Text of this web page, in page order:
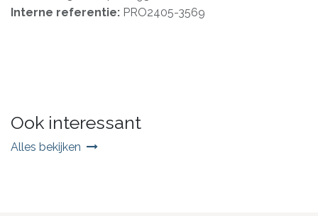
Interne referentie: PRO2405-3569
Ook interessant
Alles bekijken